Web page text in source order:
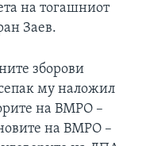
на тогашниот
Заев.
зборови
му наложил
на ВМРО –
на ВМРО –